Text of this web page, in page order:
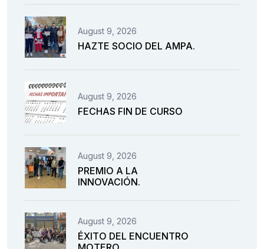
August 9, 2026
HAZTE SOCIO DEL AMPA.
August 9, 2026
FECHAS FIN DE CURSO
August 9, 2026
PREMIO A LA
INNOVACIÓN.
August 9, 2026
ÉXITO DEL ENCUENTRO